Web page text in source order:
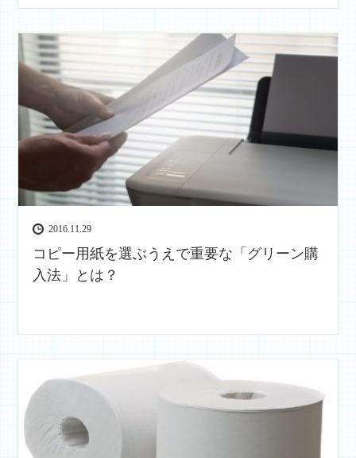
2016.11.29
コピー用紙を選ぶうえで重要な「グリーン購
入法」とは？